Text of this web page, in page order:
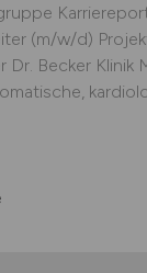
(m/w/d)
Dr. Becker Klinik